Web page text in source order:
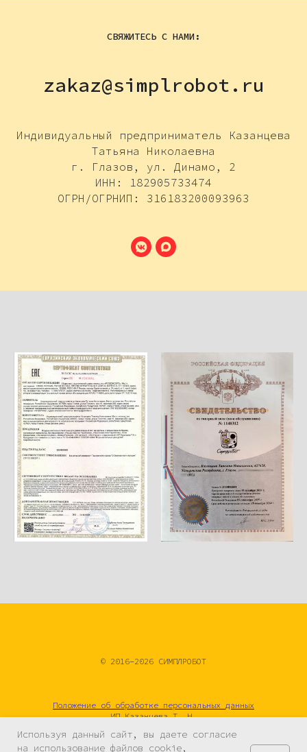
СВЯЖИТЕСЬ С НАМИ:
zakaz@simplrobot.ru
Индивидуальный предприниматель Казанцева
Татьяна Николаевна
г. Глазов, ул. Динамо, 2
ИНН: 182905733474
ОГРН/ОГРНИП: 316183200093963
© 2016–2026 СИМПЛРОБОТ
Положение об обработке персональных данных
ИП Казанцева Т. Н.
Регистрация в реестре операторов персональных данных:
25-010803
Используя данный сайт, вы даете согласие
на использование файлов cookie,